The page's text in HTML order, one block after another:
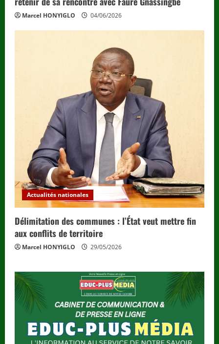
Marcel HONYIGLO 04/06/2026
Actualités nationales
Délimitation des communes : l’État veut mettre fin
aux conflits de territoire
Marcel HONYIGLO 29/05/2026